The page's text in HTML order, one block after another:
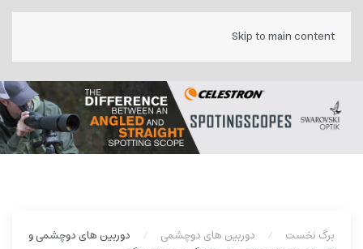
Skip to main content
برگ نخست دوربین های دوچشمی
دوربین های دوچشمی و